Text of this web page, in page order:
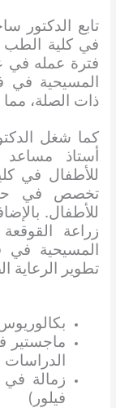
تابع الدكتور
في كلية الطب
فترة عمله في
المسيحية في
ذات الصلة،
كما شغل
أستاذ
للأطفال في
تخصص في
للأطفال.
زراعة
المسيحية
تطوير الرعاية
ماجستير
الدراسات
زمالة في
فيلور)